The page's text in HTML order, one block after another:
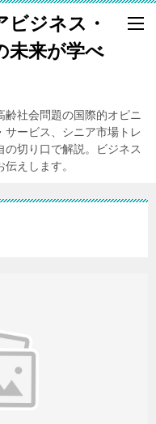
ビジネス・
未来が学べ
社会問題の国際的オピニ
ービス、シニア市場トレ
の切り口で解説。ビジネス
えします。